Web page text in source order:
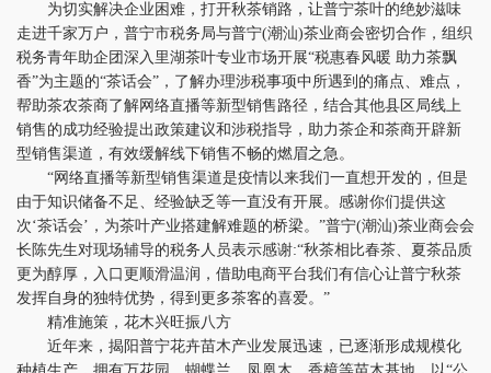
为切实解决企业困难，打开秋茶销路，让普宁茶叶的绝妙滋味
走进千家万户，普宁市税务局与普宁(潮汕)茶业商会密切合作，组织
税务青年助企团深入里湖茶叶专业市场开展“税惠春风暖 助力茶飘
香”为主题的“茶话会”，了解办理涉税事项中所遇到的痛点、难点，
帮助茶农茶商了解网络直播等新型销售路径，结合其他县区局线上
销售的成功经验提出政策建议和涉税指导，助力茶企和茶商开辟新
型销售渠道，有效缓解线下销售不畅的燃眉之急。
“网络直播等新型销售渠道是疫情以来我们一直想开发的，但是
由于知识储备不足、经验缺乏等一直没有开展。感谢你们提供这
次‘茶话会’，为茶叶产业搭建解难题的桥梁。”普宁(潮汕)茶业商会会
长陈先生对现场辅导的税务人员表示感谢:“秋茶相比春茶、夏茶品质
更为醇厚，入口更顺滑温润，借助电商平台我们有信心让普宁秋茶
发挥自身的独特优势，得到更多茶客的喜爱。”
精准施策，花木兴旺振八方
近年来，揭阳普宁花卉苗木产业发展迅速，已逐渐形成规模化